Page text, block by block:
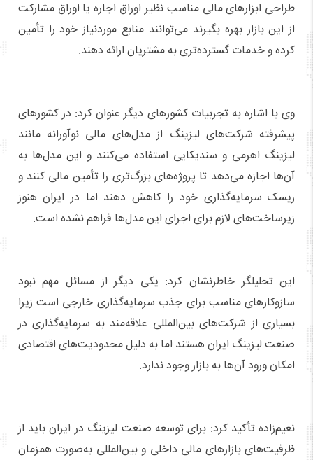
طراحی ابزارهای مالی مناسب نظیر اوراق اجاره یا اوراق مشارکت
از این بازار بهره بگیرند می‌توانند منابع موردنیاز خود را تأمین
کرده و خدمات گسترده‌تری به مشتریان ارائه دهند.
وی با اشاره به تجربیات کشورهای دیگر عنوان کرد: در کشورهای
پیشرفته شرکت‌های لیزینگ از مدل‌های مالی نوآورانه مانند
لیزینگ اهرمی و سندیکایی استفاده می‌کنند و این مدل‌ها به
آن‌ها اجازه می‌دهد تا پروژه‌های بزرگ‌تری را تأمین مالی کنند و
ریسک سرمایه‌گذاری خود را کاهش دهند اما در ایران هنوز
زیرساخت‌های لازم برای اجرای این مدل‌ها فراهم نشده است.
این تحلیلگر خاطرنشان کرد: یکی دیگر از مسائل مهم نبود
سازوکارهای مناسب برای جذب سرمایه‌گذاری خارجی است زیرا
بسیاری از شرکت‌های بین‌المللی علاقه‌مند به سرمایه‌گذاری در
صنعت لیزینگ ایران هستند اما به دلیل محدودیت‌های اقتصادی
امکان ورود آن‌ها به بازار وجود ندارد.
نعیم‌زاده تأکید کرد: برای توسعه صنعت لیزینگ در ایران باید از
ظرفیت‌های بازارهای مالی داخلی و بین‌المللی به‌صورت همزمان